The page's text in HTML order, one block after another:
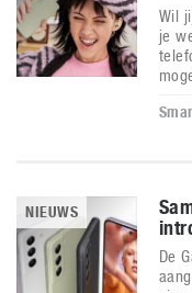
Wil
je
NIEUWS
De